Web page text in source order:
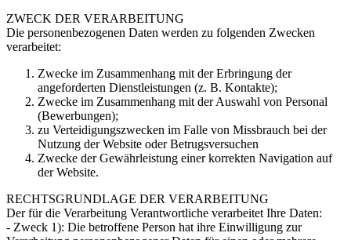
ZWECK DER VERARBEITUNG
Die personenbezogenen Daten werden zu folgenden Zwecken
verarbeitet:
Zwecke im Zusammenhang mit der Erbringung der
angeforderten Dienstleistungen (z. B. Kontakte);
Zwecke im Zusammenhang mit der Auswahl von Personal
(Bewerbungen);
zu Verteidigungszwecken im Falle von Missbrauch bei der
Nutzung der Website oder Betrugsversuchen
Zwecke der Gewährleistung einer korrekten Navigation auf
der Website.
RECHTSGRUNDLAGE DER VERARBEITUNG
Der für die Verarbeitung Verantwortliche verarbeitet Ihre Daten:
- Zweck 1): Die betroffene Person hat ihre Einwilligung zur